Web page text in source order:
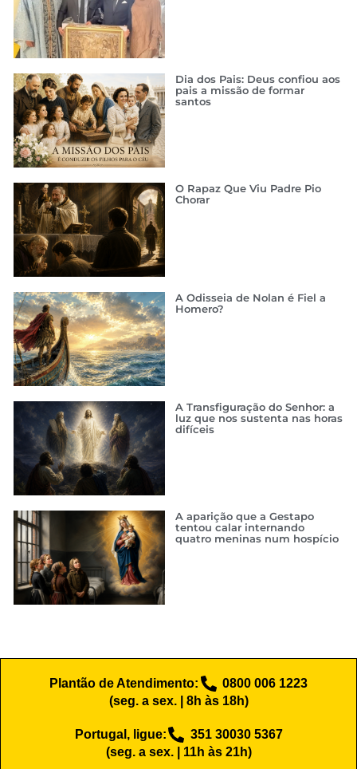
Dia dos Pais: Deus confiou aos
pais a missão de formar
santos
O Rapaz Que Viu Padre Pio
Chorar
A Odisseia de Nolan é Fiel a
Homero?
A Transfiguração do Senhor: a
luz que nos sustenta nas horas
difíceis
A aparição que a Gestapo
tentou calar internando
quatro meninas num hospício
Plantão de Atendimento:
0800 006 1223
(seg. a sex. | 8h às 18h)
Portugal, ligue:
351 30030 5367
(seg. a sex. | 11h às 21h)